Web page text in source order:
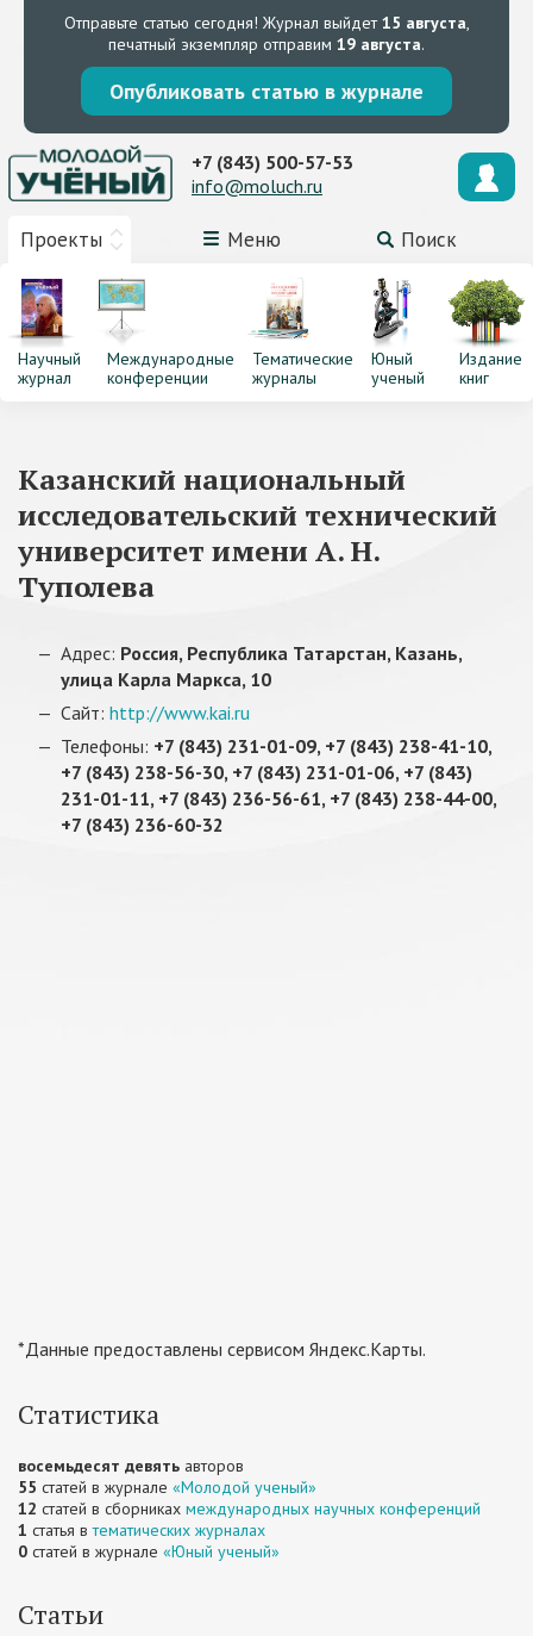
Отправьте статью сегодня! Журнал выйдет15 августа,
печатный экземпляр отправим 19 августа.
Опубликовать статью в журнале
Проекты Меню Поиск
+7 (843) 500-57-53
info@moluch.ru
Научный
журнал
Международные
конференции
Тематические
журналы
Юный
ученый
Издание
книг
Казанский национальный
исследовательский технический
университет имени А. Н.
Туполева
Адрес: Россия, Республика Татарстан, Казань,
улица Карла Маркса, 10
Сайт: http://www.kai.ru
Телефоны: +7 (843) 231-01-09, +7 (843) 238-41-10,
+7 (843) 238-56-30, +7 (843) 231-01-06, +7 (843)
231-01-11, +7 (843) 236-56-61, +7 (843) 238-44-00,
+7 (843) 236-60-32
*Данные предоставлены сервисом Яндекс.Карты.
Статистика
восемьдесят девять авторов
55 статей в журнале «Молодой ученый»
12 статей в сборниках международных научных конференций
1 статья втематических журналах
0 статей в журнале «Юный ученый»
Статьи